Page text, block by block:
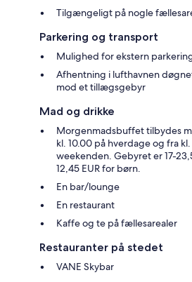
Tilgængeligt på nogle
Parkering og transport
Mulighed for ekstern
Afhentning i lufthavnen
mod et tillægsgebyr
Mad og drikke
Morgenmadsbuffet tilbydes
kl. 10.00 på hverdage og fra kl.
weekenden. Gebyret er 17-
12,45 EUR for børn.
En bar/lounge
En restaurant
Kaffe og te på fællesarealer
Restauranter på stedet
VANE Skybar